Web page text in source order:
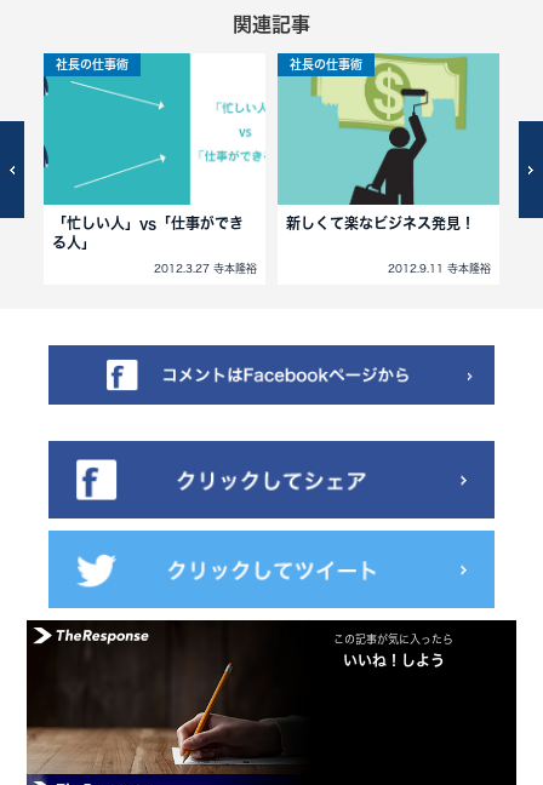
関連記事
社長の仕事術
「忙しい人」vs「仕事ができ
る人」
2012.3.27 寺本隆裕
社長の仕事術
新しくて楽なビジネス発見！
2012.9.11 寺本隆裕
起
この記事が気に入ったら
いいね！しよう